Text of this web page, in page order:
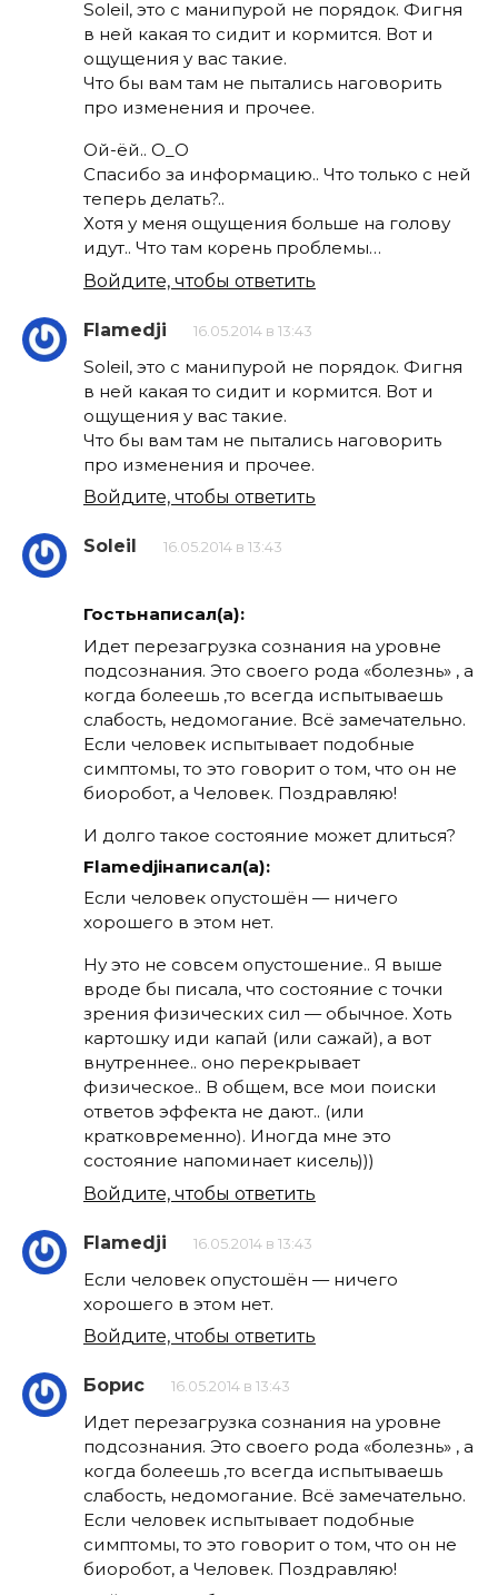
Soleil, это с манипурой не порядок. Фигня
в ней какая то сидит и кормится. Вот и
ощущения у вас такие.
Что бы вам там не пытались наговорить
про изменения и прочее.
Ой-ёй.. О_О
Спасибо за информацию.. Что только с ней
теперь делать?..
Хотя у меня ощущения больше на голову
идут.. Что там корень проблемы…
Войдите, чтобы ответить
Flamedji 16.05.2014 в 13:43
Soleil, это с манипурой не порядок. Фигня
в ней какая то сидит и кормится. Вот и
ощущения у вас такие.
Что бы вам там не пытались наговорить
про изменения и прочее.
Войдите, чтобы ответить
Soleil 16.05.2014 в 13:43
Гостьнаписал(а):
Идет перезагрузка сознания на уровне
подсознания. Это своего рода «болезнь» , а
когда болеешь ,то всегда испытываешь
слабость, недомогание. Всё замечательно.
Если человек испытывает подобные
симптомы, то это говорит о том, что он не
биоробот, а Человек. Поздравляю!
И долго такое состояние может длиться?
Flamedjiнаписал(а):
Если человек опустошён — ничего
хорошего в этом нет.
Ну это не совсем опустошение.. Я выше
вроде бы писала, что состояние с точки
зрения физических сил — обычное. Хоть
картошку иди капай (или сажай), а вот
внутреннее.. оно перекрывает
физическое.. В общем, все мои поиски
ответов эффекта не дают.. (или
кратковременно). Иногда мне это
состояние напоминает кисель)))
Войдите, чтобы ответить
Flamedji 16.05.2014 в 13:43
Если человек опустошён — ничего
хорошего в этом нет.
Войдите, чтобы ответить
Борис 16.05.2014 в 13:43
Идет перезагрузка сознания на уровне
подсознания. Это своего рода «болезнь» , а
когда болеешь ,то всегда испытываешь
слабость, недомогание. Всё замечательно.
Если человек испытывает подобные
симптомы, то это говорит о том, что он не
биоробот, а Человек. Поздравляю!